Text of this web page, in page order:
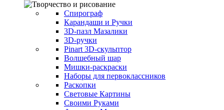
Спирограф
Карандаши и Ручки
3D-пазл Мазалики
3D-ручки
Pinart 3D-скульптор
Волшебный шар
Мишки-раскраски
Наборы для первоклассников
Раскопки
Световые Картины
Своими Руками